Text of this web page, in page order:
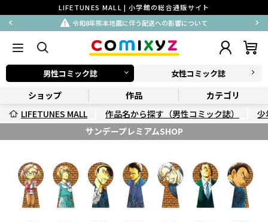
LIFETUNES MALL | 小学館の総合通販サイト
令和8年熊本地震に伴う配送への影響について
男性コミック誌 女性コミック誌
ショップ 作品
カテゴリ
LIFETUNES MALL
作品名から探す（男性コミック誌）
少
サンデープレミアムSHOP